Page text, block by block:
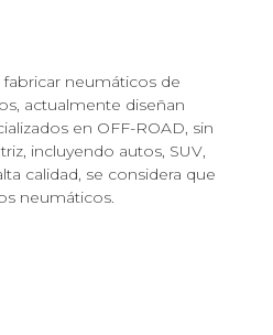
neumáticos de
actualmente diseñan
en OFF-ROAD, sin
incluyendo autos, SUV,
calidad, se considera que
neumáticos.